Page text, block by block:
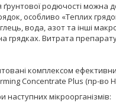
родючості можна
особливо «Теплих
вода, азот та інші
Витрата
комплексом
Concentrate Plus (пр-
наступних мікроорганізмів: